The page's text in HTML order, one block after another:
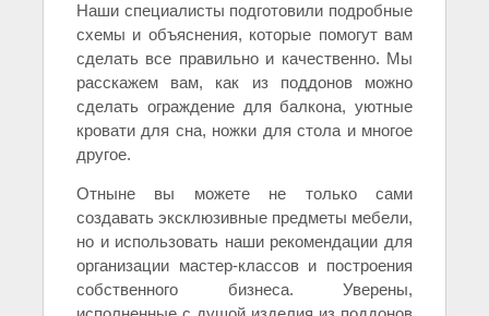
Наши специалисты подготовили подробные
схемы и объяснения, которые помогут вам
сделать все правильно и качественно. Мы
расскажем вам, как из поддонов можно
сделать ограждение для балкона, уютные
кровати для сна, ножки для стола и многое
другое.
Отныне вы можете не только сами
создавать эксклюзивные предметы мебели,
но и использовать наши рекомендации для
организации мастер-классов и построения
собственного бизнеса. Уверены,